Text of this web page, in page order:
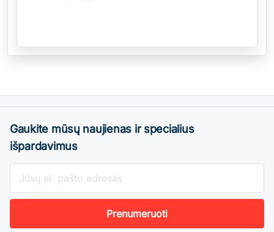
Gaukite mūsų naujienas ir specialius
išpardavimus